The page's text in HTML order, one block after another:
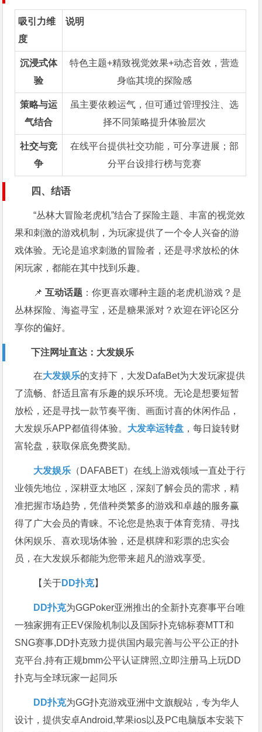
吸引力维
度
说明
沉浸式体
验
特色主题+精致视觉效果+动态音效，营造
身临其境的探险感
策略与运
气结合
虽主要依赖运气，但可通过管理投注、选
择不同策略提升体验层次
社交与竞
争
在线平台提供社交功能，可分享进展；部
分平台设排行榜与竞赛
四、结语
“丛林大冒险老虎机”结合了探险主题、丰富的视觉效
果和刺激的游戏机制，为玩家提供了一个令人兴奋的游
戏体验。无论是追求刺激的冒险者，还是寻求放松的休
闲玩家，都能在其中找到乐趣。
📌互动话题 ：你更喜欢哪种主题的老虎机游戏？是
丛林探险、海盗寻宝，还是糖果派对？欢迎在评论区分
享你的偏好。
下注网址直达： 大发娱乐
在大发娱乐的支持下，大发DafaBet为大发玩家提供
了流畅、舒适且富有乐趣的娱乐环境。无论是想要短暂
放松，还是寻找一款节奏平衡、画面讨喜的休闲作品，
大发娱乐APP都值得体验。 大发幸运转盘 ，每日旋转财
富轮盘，获取保底免费奖励。
大发娱乐 （DAFABET）在线上游戏领域一直处于行
业领先地位，深耕亚太地区，深刻了解会员的需求，精
准把握市场趋势，凭借种类繁多的游戏和卓越的服务赢
得了广大会员的青睐。不论您是热衷于体育竞猜、寻找
休闲娱乐、喜欢现场体验，还是棋牌和彩票的忠实会
员，在大发娱乐都能为您带来超凡的游戏享受。
【关于DD扑克】
DD扑克为GGPoker亚洲推出的全新扑克赛事平台唯
一独家拥有正EV保险机制以及国际扑克锦标赛MTT和
SNG赛事,DD扑克致力提供国内最完善与公平公正的扑
克平台,持有正规bmm公平认证牌照,立即注册马上玩DD
扑克与全球玩家一起同乐
DD扑克为GG扑克游戏亚洲中文旗舰站，专为华人
设计，提供安卓Android,苹果ios以及PC电脑版本安装下